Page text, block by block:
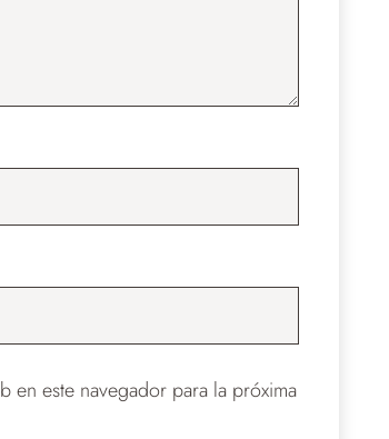
este navegador para la próxima